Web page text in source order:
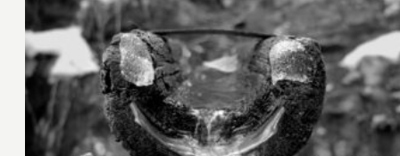
15. Januar 2022